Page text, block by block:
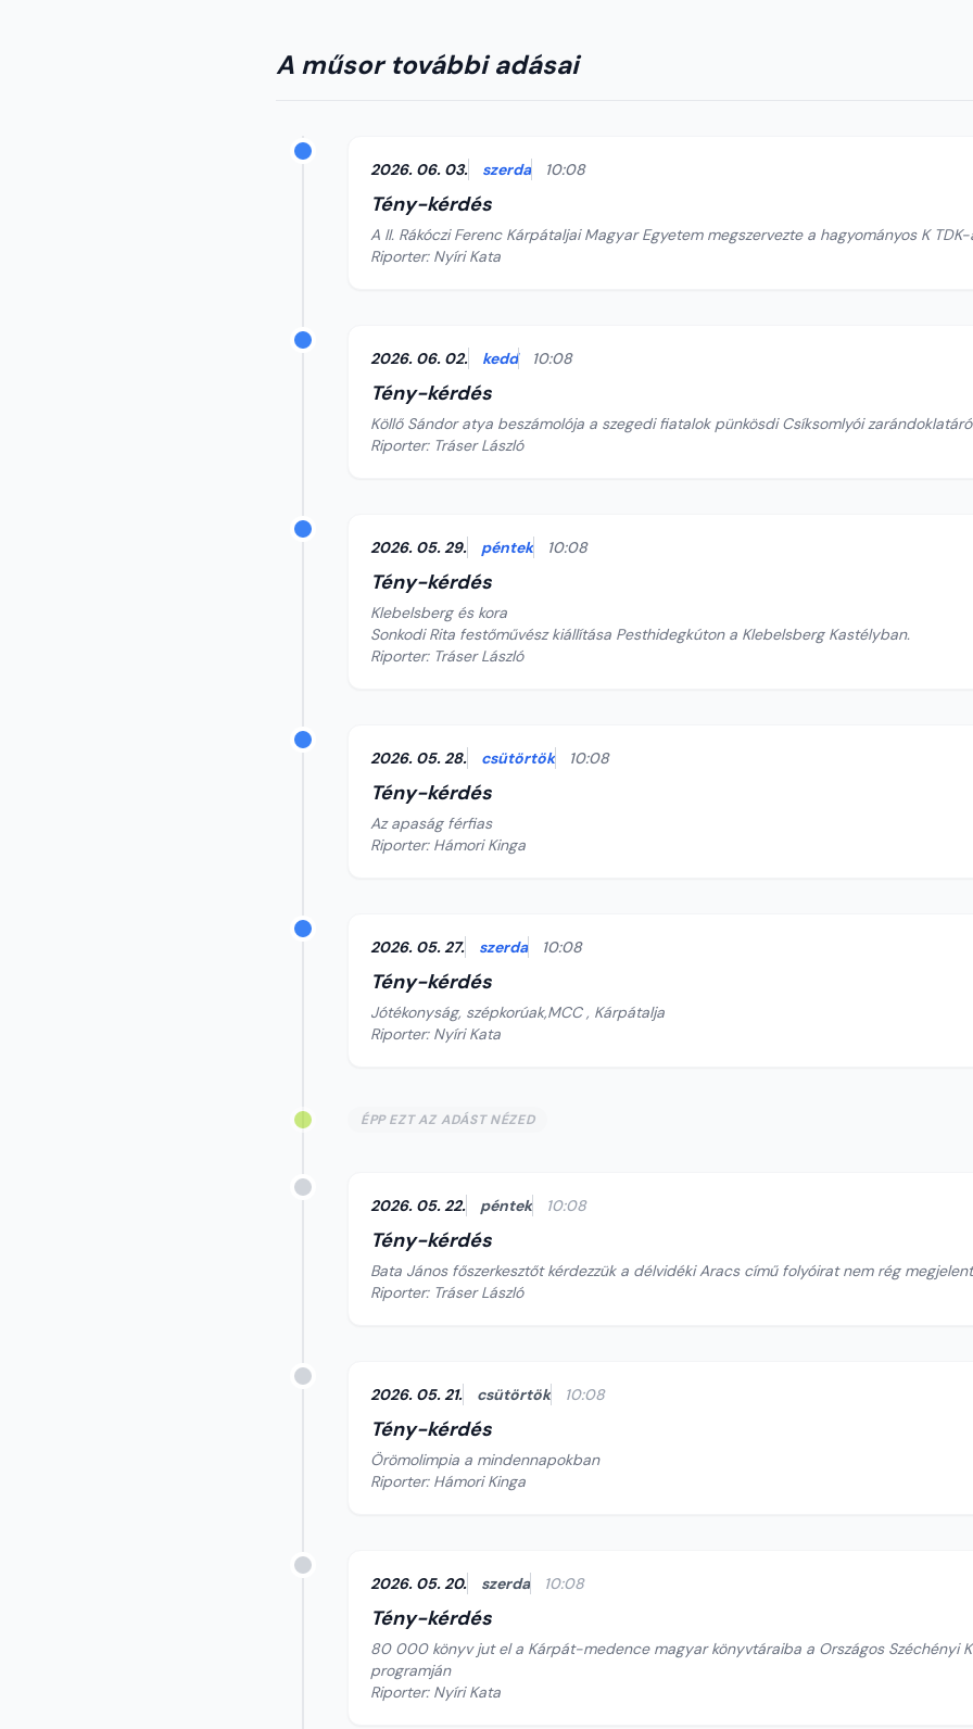
A műsor további adásai
2026. 06. 03. szerda 10:08
Tény-kérdés
A II. Rákóczi Ferenc Kárpátaljai Magyar Egyetem megszervezte a hagyományos K
Riporter: Nyíri Kata
2026. 06. 02. kedd 10:08
Tény-kérdés
Köllő Sándor atya beszámolója a szegedi fiatalok pünkösdi Csíksomlyói
Riporter: Tráser László
2026. 05. 29. péntek 10:08
Tény-kérdés
Klebelsberg és kora
Sonkodi Rita festőművész kiállítása Pesthidegkúton a Klebelsberg Kastélyban.
Riporter: Tráser László
2026. 05. 28. csütörtök 10:08
Tény-kérdés
Az apaság férfias
Riporter: Hámori Kinga
2026. 05. 27. szerda 10:08
Tény-kérdés
Jótékonyság, szépkorúak,MCC , Kárpátalja
Riporter: Nyíri Kata
ÉPP EZT AZ ADÁST NÉZED
2026. 05. 22. péntek 10:08
Tény-kérdés
Bata János főszerkesztőt kérdezzük a délvidéki Aracs című folyóirat nem rég
Riporter: Tráser László
2026. 05. 21. csütörtök 10:08
Tény-kérdés
Örömolimpia a mindennapokban
Riporter: Hámori Kinga
2026. 05. 20. szerda 10:08
Tény-kérdés
80 000 könyv jut el a Kárpát-medence magyar könyvtáraiba a Országos Széchényi
programján
Riporter: Nyíri Kata